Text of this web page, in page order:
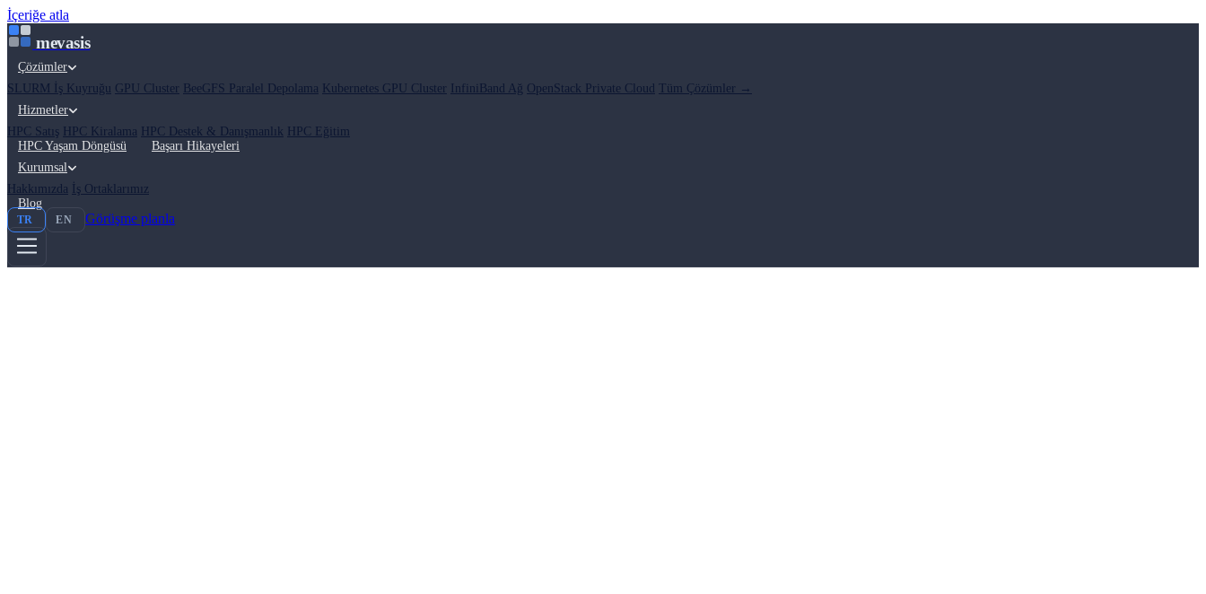
İçeriğe atla
mevasis
Çözümler
SLURM İş Kuyruğu GPU Cluster BeeGFS Paralel Depolama Kubernetes GPU Cluster InfiniBand Ağ OpenStack Private Cloud Tüm Çözümler →
Hizmetler
HPC Satış
HPC Kiralama HPC Destek & Danışmanlık
HPC Eğitim
HPC Yaşam Döngüsü
Başarı Hikayeleri
Kurumsal
Hakkımızda
İş Ortaklarımız
Blog
TR EN Görüşme planla